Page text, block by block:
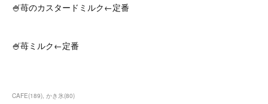
🍧苺のカスタードミルク←定番
🍧苺ミルク←定番
CAFE(189) かき氷(80)